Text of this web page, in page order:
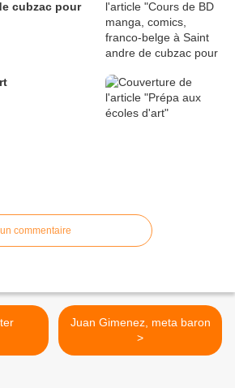
cubzac pour
commentaire
Juan Gimenez, meta baron
>